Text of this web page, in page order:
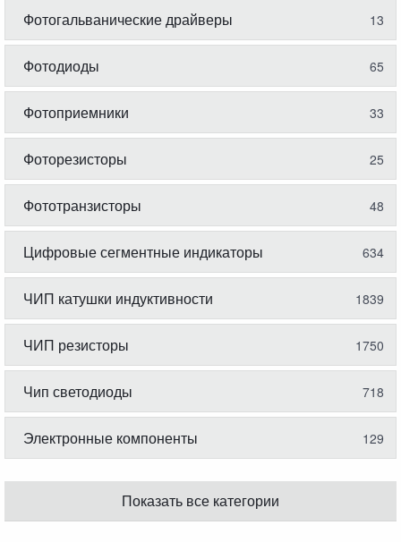
Фотогальванические драйверы 13
Фотодиоды 65
Фотоприемники 33
Фоторезисторы 25
Фототранзисторы 48
Цифровые сегментные индикаторы 634
ЧИП катушки индуктивности 1839
ЧИП резисторы 1750
Чип светодиоды 718
Электронные компоненты 129
Показать все категории